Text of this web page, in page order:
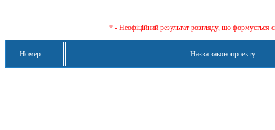
* - Неофіційний результат розгляду, що формується
Номер Назва законопроекту